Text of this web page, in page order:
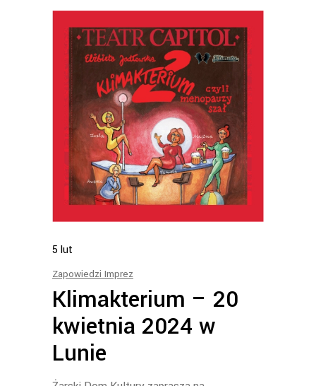
5 lut
Zapowiedzi Imprez
Klimakterium – 20
kwietnia 2024 w
Lunie